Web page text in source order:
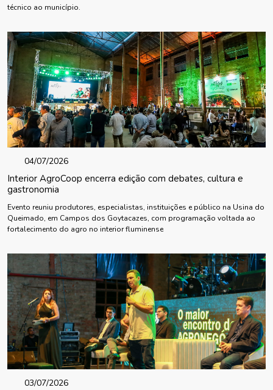
técnico ao município.
04/07/2026
Interior AgroCoop encerra edição com debates, cultura e
gastronomia
Evento reuniu produtores, especialistas, instituições e público na Usina do
Queimado, em Campos dos Goytacazes, com programação voltada ao
fortalecimento do agro no interior fluminense
03/07/2026